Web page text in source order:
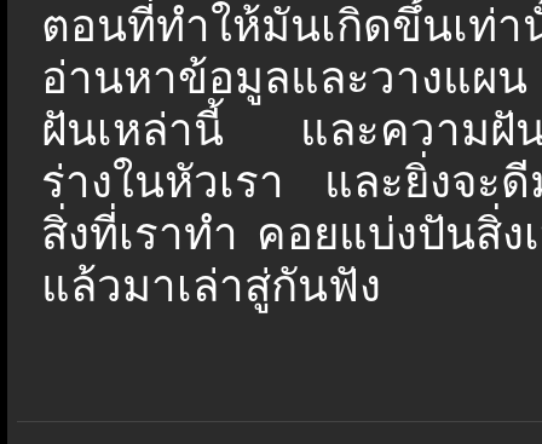
ตอนที่ทำให้มันเกิดขึ้นเ
อ่านหาข้อมูลและวางแผน
ฝันเหล่านี้ และความฝัน
ร่างในหัวเรา และยิ่งจะ
สิ่งที่เราทำ คอยแบ่งปันสิ่
แล้วมาเล่าสู่กันฟัง